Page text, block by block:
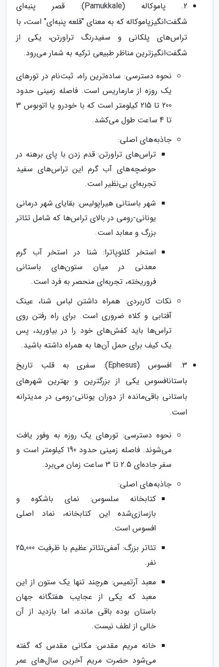
2. پاموکاله (Pamukkale): قصر پنبه‌ای
شگفت‌انگیزپاموکاله که به معنای "قلعه پنبه‌ای" است، با
تراس‌های پلکانی و سفیدرنگ تراورتن، یکی از
شگفت‌انگیزترین مناظر طبیعی ترکیه به شمار می‌رود.
نحوه دسترسی: ساده‌ترین راه، ثبت‌نام در تورهای
یک روزه از مارماریس است. فاصله زمینی حدود
200 تا 215 کیلومتر است که با خودرو یا اتوبوس 3
تا 4 ساعت طول می‌کشد.
جاذبه‌های اصلی:
تراس‌های تراورتن: قدم زدن با پای برهنه در
حوضچه‌های آب گرم این تراس‌های سفید
تجربه‌ای بی‌نظیر است.
شهر باستانی هیراپولیس: بقایای شهر درمانی
یونانی-رومی در بالای تراس‌ها که شامل تئاتر
بزرگ و معابد است.
استخر کلئوپاترا: شنا در استخر آب گرم
معدنی در میان ستون‌های باستانی
فروریخته، تجربه‌ای منحصر به فرد است.
نکات کاربردی: همراه داشتن لباس شنا، عینک
آفتابی و کلاه ضروری است. برای راه رفتن روی
تراس‌ها باید کفش‌های خود را در بیاورید، پس
یک کیف برای حمل آن‌ها به همراه داشته باشید.
3. افسوس (Ephesus): سفری به قلب تاریخ
باستانافسوس یکی از بزرگترین و بهترین شهرهای
باستانی باقی‌مانده از دوران یونانی-رومی در مدیترانه
است.
نحوه دسترسی: تورهای یک روزه به وفور یافت
می‌شوند. فاصله زمینی حدود 190 کیلومتر است و
سفر جاده‌ای 2.5 تا 3 ساعت زمان می‌برد.
جاذبه‌های اصلی:
کتابخانه سلسوس: نمای باشکوه و
بازسازی‌شده این کتابخانه، نماد اصلی
افسوس است.
تئاتر بزرگ: آمفی‌تئاتر عظیم با ظرفیت 25,000
نفر.
معبد آرتمیس: هرچند تنها یک ستون از این
معبد که یکی از عجایب هفتگانه جهان
باستان بوده باقی مانده، اما بازدید از آن
خالی از لطف نیست.
خانه مریم مقدس: مکانی مقدس که گفته
می‌شود حضرت مریم آخرین سال‌های عمر